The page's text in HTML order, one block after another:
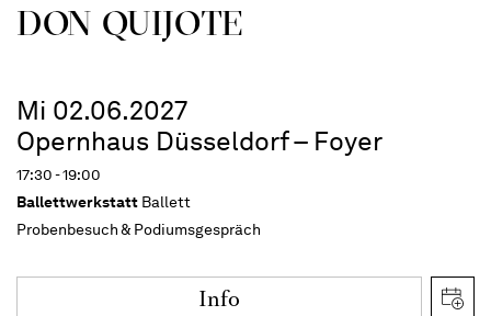
DON QUIJOTE
Mi 02.06.2027
Opernhaus Düsseldorf – Foyer
17:30 - 19:00
Ballettwerkstatt Ballett
Probenbesuch & Podiumsgespräch
Info